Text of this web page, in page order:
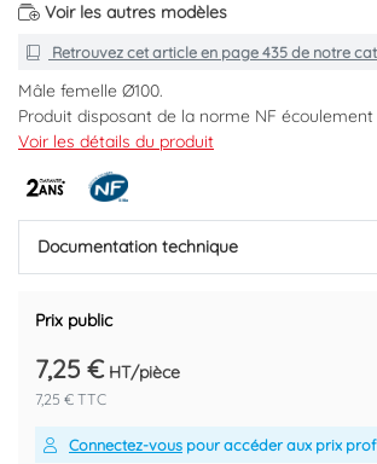
Voir les autres modèles
Retrouvez cet article en page 435de notre
Mâle femelle Ø100.
Produit disposant de la norme NF
Feu.
Code EAN : 3396047508102
Voir les détails du produit
Documentation technique
Prix public
7,25 € HT/pièce
7,25 € TTC
Connectez-vous pour accéder aux prix